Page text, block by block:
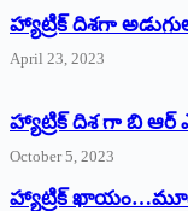
‌హ్యాట్రిక్‌ ‌దిశగా
April 23, 2023
హ్యాట్రిక్ దిశ గా బి ఆర్
October 5, 2023
హ్యాట్రిక్‌